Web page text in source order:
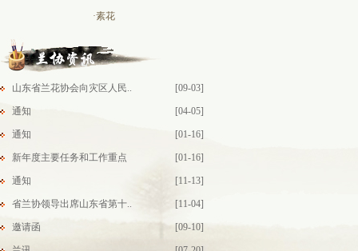
·素花
[09-03]
山东省兰花协会向灾区人民..
[04-05]
通知
[01-16]
通知
[01-16]
新年度主要任务和工作重点
[11-13]
通知
[11-04]
省兰协领导出席山东省第十..
[09-10]
邀请函